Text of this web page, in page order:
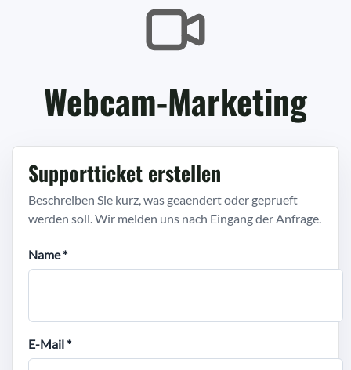
Webcam-Marketing
Supportticket erstellen
Beschreiben Sie kurz, was geaendert oder geprueft
werden soll. Wir melden uns nach Eingang der Anfrage.
Name *
E-Mail *